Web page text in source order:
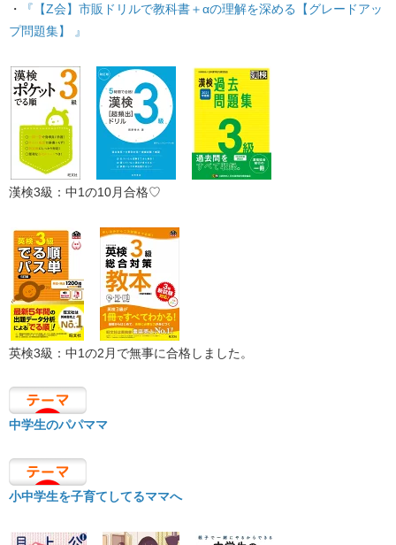
・
『【Z会】市販ドリルで教科書＋αの理解を深める【グレードアッ
プ問題集】 』
漢検3級：中1の10月合格♡
英検3級：中1の2月で無事に合格しました。
中学生のパパママ
小中学生を子育てしてるママへ